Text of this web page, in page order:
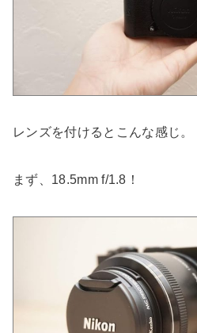
レンズを付けるとこんな感じ。
まず、18.5mm f/1.8！